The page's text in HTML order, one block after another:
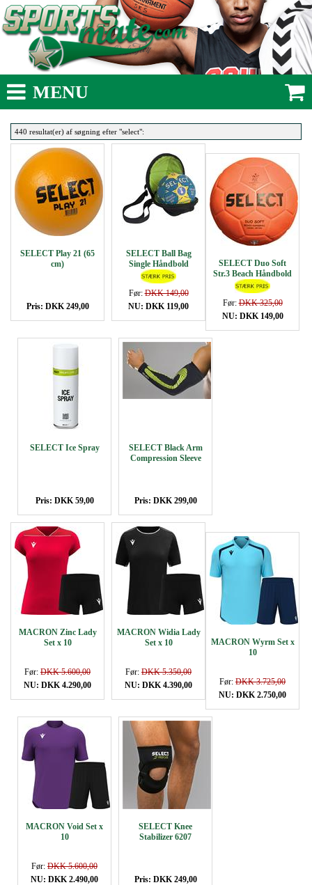
MENU
440 resultat(er) af søgning efter "select":
SELECT Play 21 (65
cm)
Pris: DKK 249,00
SELECT Ball Bag
Single Håndbold
Før:DKK 149,00
NU: DKK 119,00
SELECT Duo Soft
Str.3 Beach Håndbold
Før:DKK 325,00
NU: DKK 149,00
SELECT Ice Spray
Pris: DKK 59,00
SELECT Black Arm
Compression Sleeve
Pris: DKK 299,00
MACRON Zinc Lady
Set x 10
Før: DKK 5.600,00
NU: DKK 4.290,00
MACRON Widia Lady
Set x 10
Før: DKK 5.350,00
NU: DKK 4.390,00
MACRON Wyrm Set x
10
Før: DKK 3.725,00
NU: DKK 2.750,00
MACRON Void Set x
10
Før: DKK 5.600,00
NU: DKK 2.490,00
SELECT Knee
Stabilizer 6207
Pris: DKK 249,00